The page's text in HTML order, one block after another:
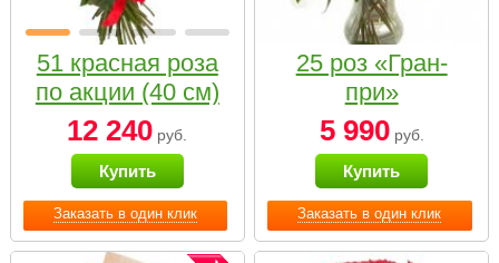
Заказать в один клик
51 красная роза
по акции (40 см)
12 240 руб.
Купить
Заказать в один клик
25 роз «Гран-
при»
5 990руб.
Купить